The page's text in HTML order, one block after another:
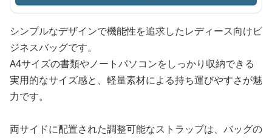
シンプルなデザインで機能性を追求したレディース向けビ
ジネスバッグです。
A4サイズの書類やノートパソコンをしっかり収納できる
実用的なサイズ感と、軽量素材による持ち運びやすさが魅
力です。
両サイドに配置された調整可能なストラップは、バッグの